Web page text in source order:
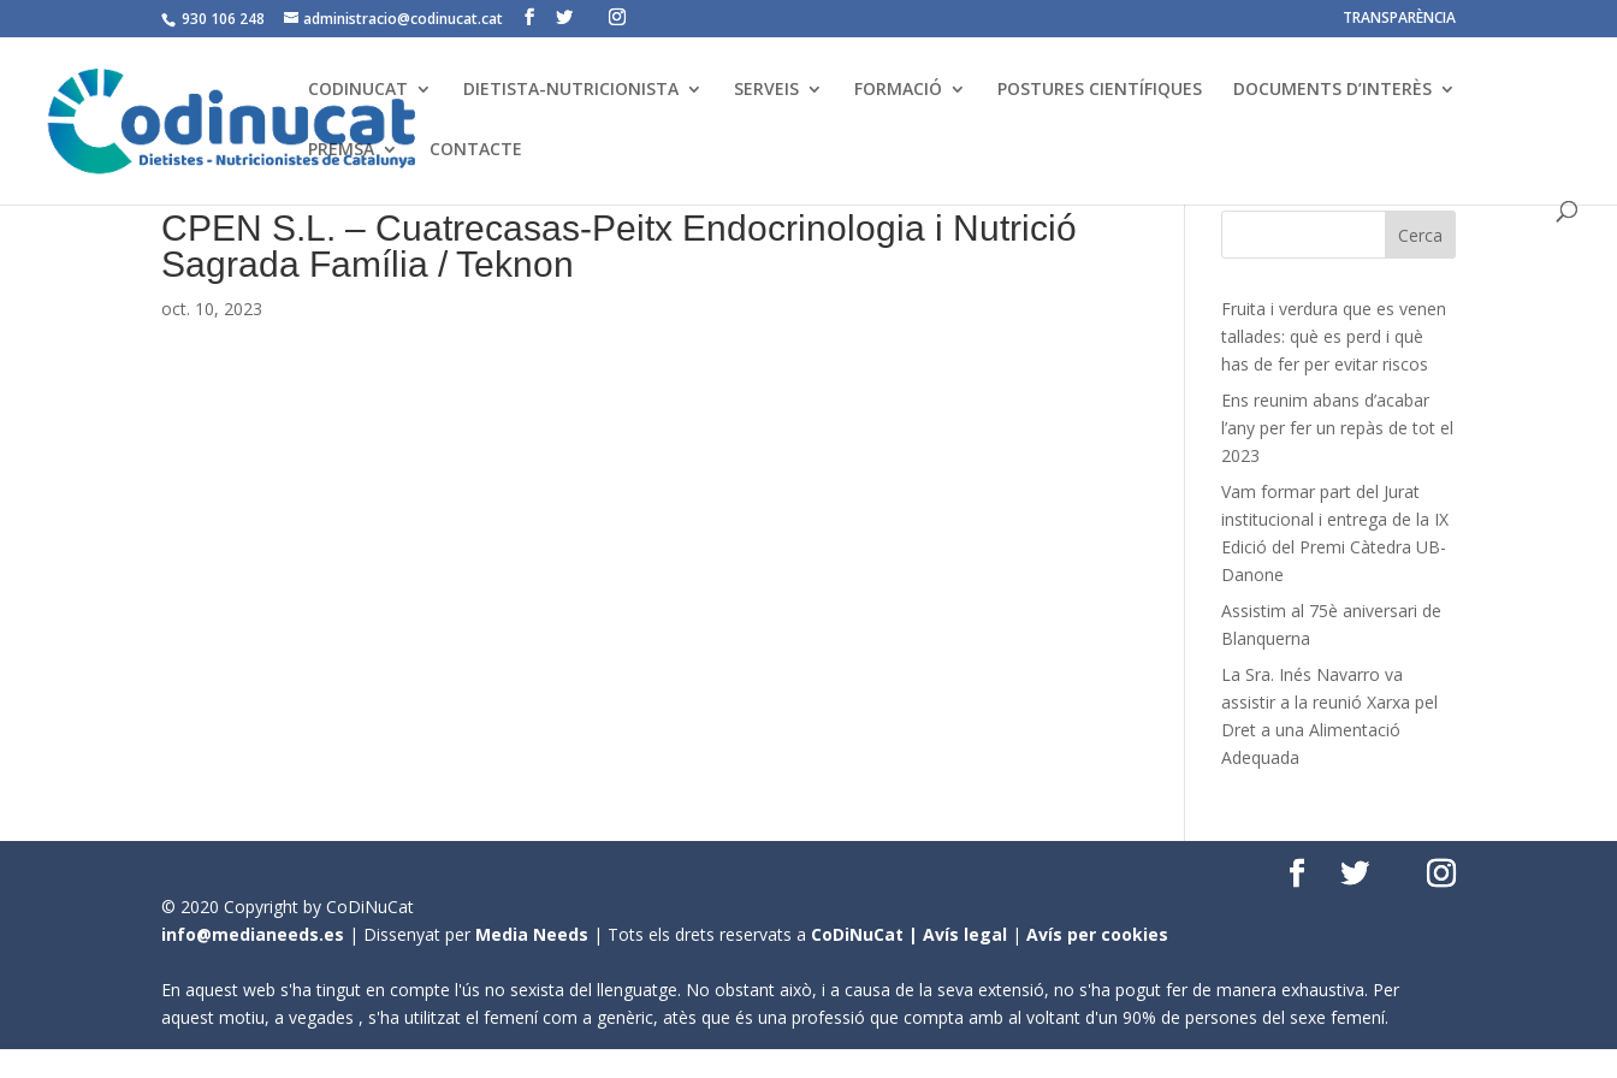
930 106 248 administracio@codinucat.cat TRANSPARÈNCIA
CODINUCAT DIETISTA-NUTRICIONISTA SERVEIS FORMACIÓ POSTURES CIENTÍFIQUES DOCUMENTS D’INTERÈS
PREMSA CONTACTE
CPEN S.L. – Cuatrecasas-Peitx Endocrinologia i Nutrició
Sagrada Família / Teknon
oct. 10, 2023
Fruita i verdura que es venen
tallades: què es perd i què
has de fer per evitar riscos
Ens reunim abans d’acabar
l’any per fer un repàs de tot el
2023
Vam formar part del Jurat
institucional i entrega de la IX
Edició del Premi Càtedra UB-
Danone
Assistim al 75è aniversari de
Blanquerna
La Sra. Inés Navarro va
assistir a la reunió Xarxa pel
Dret a una Alimentació
Adequada
© 2020 Copyright by CoDiNuCat
info@medianeeds.es | Dissenyat per Media Needs | Tots els drets reservats a CoDiNuCat |Avís legal |Avís per cookies
En aquest web s'ha tingut en compte l'ús no sexista del llenguatge. No obstant això, i a causa de la seva extensió, no s'ha pogut fer de manera exhaustiva. Per
aquest motiu, a vegades , s'ha utilitzat el femení com a genèric, atès que és una professió que compta amb al voltant d'un 90% de persones del sexe femení.